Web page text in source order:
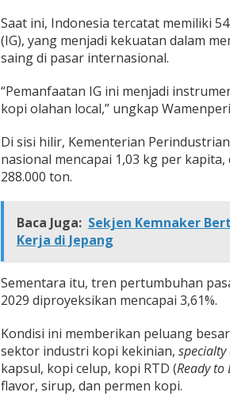
Saat ini, Indonesia tercatat memiliki
(IG), yang menjadi kekuatan dalam
saing di pasar internasional.
“Pemanfaatan IG ini menjadi
kopi olahan local,” ungkap
Di sisi hilir, Kementerian
nasional mencapai 1,03 kg per
288.000 ton.
Baca Juga: Sekjen Kemnaker
Kerja di Jepang
Sementara itu, tren pertumbuhan
2029 diproyeksikan mencapai 3,61%.
Kondisi ini memberikan peluang
sektor industri kopi kekinian, specialty
kapsul, kopi celup, kopi RTD (Ready to
flavor, sirup, dan permen kopi.